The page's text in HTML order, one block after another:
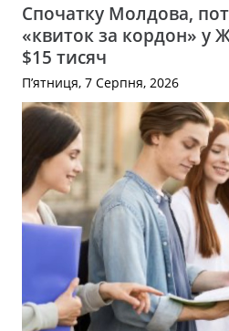
Спочатку Молдова,
«квиток за кордон» у
$15 тисяч
П’ятниця, 7 Серпня, 2026